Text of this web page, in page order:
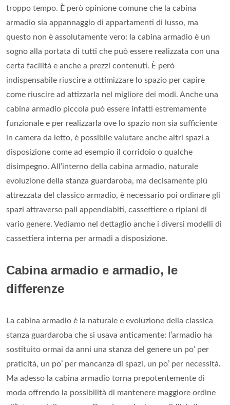
troppo tempo. È però opinione comune che la cabina
armadio sia appannaggio di appartamenti di lusso, ma
questo non è assolutamente vero: la cabina armadio è un
sogno alla portata di tutti che può essere realizzata con una
certa facilità e anche a prezzi contenuti. È però
indispensabile riuscire a ottimizzare lo spazio per capire
come riuscire ad attizzarla nel migliore dei modi. Anche una
cabina armadio piccola può essere infatti estremamente
funzionale e per realizzarla ove lo spazio non sia sufficiente
in camera da letto, è possibile valutare anche altri spazi a
disposizione come ad esempio il corridoio o qualche
disimpegno. All’interno della cabina armadio, naturale
evoluzione della stanza guardaroba, ma decisamente più
attrezzata del classico armadio, è necessario poi ordinare gli
spazi attraverso pali appendiabiti, cassettiere o ripiani di
vario genere. Vediamo nel dettaglio anche i diversi modelli di
cassettiera interna per armadi a disposizione.
Cabina armadio e armadio, le
differenze
La cabina armadio è la naturale e evoluzione della classica
stanza guardaroba che si usava anticamente: l’armadio ha
sostituito ormai da anni una stanza del genere un po’ per
praticità, un po’ per mancanza di spazi, un po’ per necessità.
Ma adesso la cabina armadio torna prepotentemente di
moda offrendo la possibilità di mantenere maggiore ordine